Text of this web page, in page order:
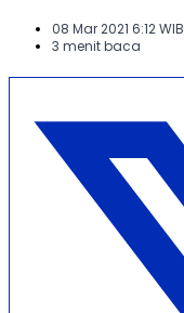
08 Mar 2021 6:12 WIB
3 menit baca